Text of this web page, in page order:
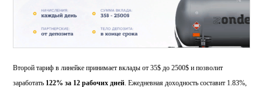
Второй тариф в линейке принимает вклады от 35$ до 2500$ и позволит
заработать 122% за 12 рабочих дней . Ежедневная доходность составит 1.83%,